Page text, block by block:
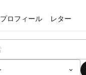
プロフィール レター